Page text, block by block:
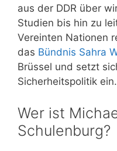
aus der DDR über
Studien bis hin zu
Vereinten Nationen
das Bündnis Sahra
Brüssel und setzt
Sicherheitspolitik ein.
Wer ist
Schulenburg?